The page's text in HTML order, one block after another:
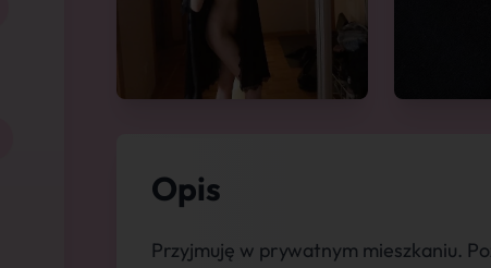
Opis
Przyjmuję w prywatnym mieszkaniu.